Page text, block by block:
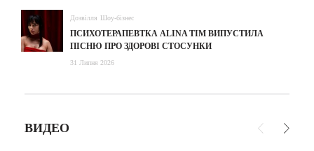
Дозвілля Шоу-бізнес
ПСИХОТЕРАПЕВТКА ALINA TIM ВИПУСТИЛА
ПІСНЮ ПРО ЗДОРОВІ СТОСУНКИ
31 Липня 2026
ВИДЕО